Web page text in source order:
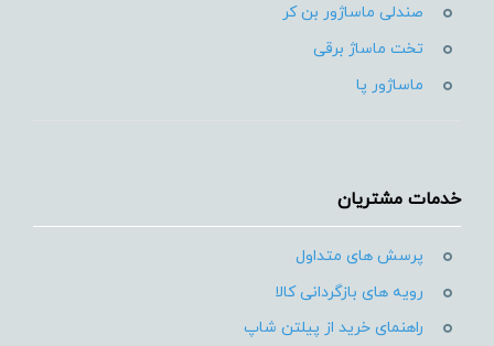
صندلی ماساژور بن کر
تخت ماساژ برقی
ماساژور پا
خدمات مشتریان
پرسش های متداول
رویه های بازگردانی کالا
راهنمای خرید از پیلتن شاپ